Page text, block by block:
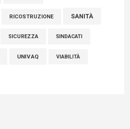
RICOSTRUZIONE SANITÀ
SICUREZZA SINDACATI
UNIVAQ VIABILITÀ